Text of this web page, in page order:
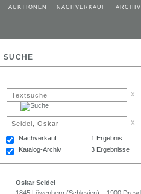
AUKTIONEN NACHVERKAUF ARCHIV
SUCHE
x
x
Nachverkauf
1 Ergebnis
Katalog-Archiv
3 Ergebnisse
Oskar Seidel